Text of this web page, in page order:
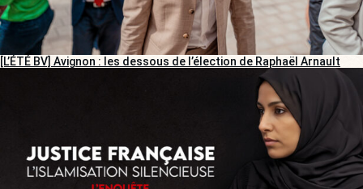
[L’ÉTÉ BV] Avignon : les dessous de l’élection de Raphaël Arnault